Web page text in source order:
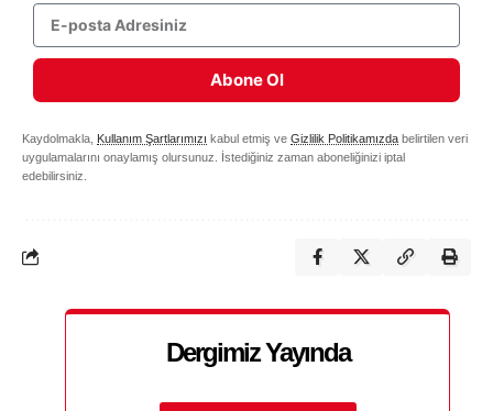
Abone Ol
Kaydolmakla, Kullanım Şartlarımızı kabul etmiş ve Gizlilik Politikamızda belirtilen veri
uygulamalarını onaylamış olursunuz. İstediğiniz zaman aboneliğinizi iptal
edebilirsiniz.
Dergimiz Yayında